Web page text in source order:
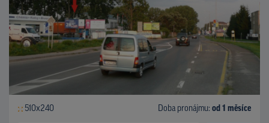
510x240 Doba pronájmu: od 1 měsíce